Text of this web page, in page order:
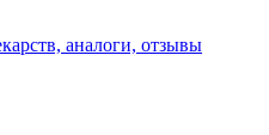
аналоги, отзывы